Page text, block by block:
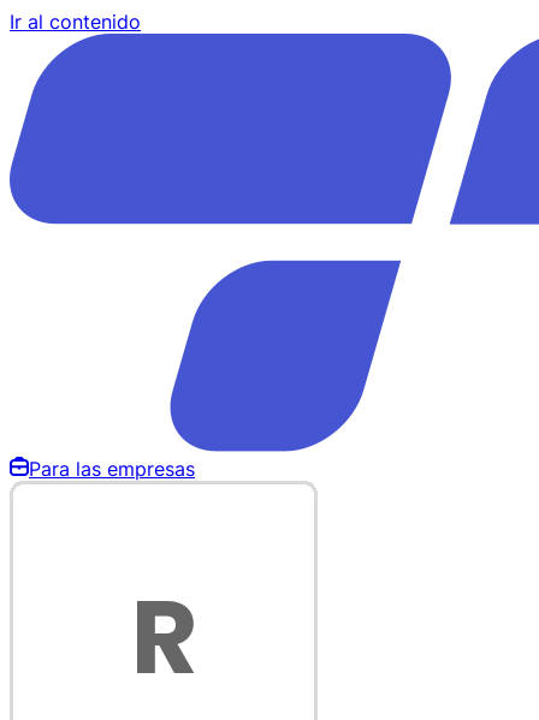
Ir al contenido
Para las empresas